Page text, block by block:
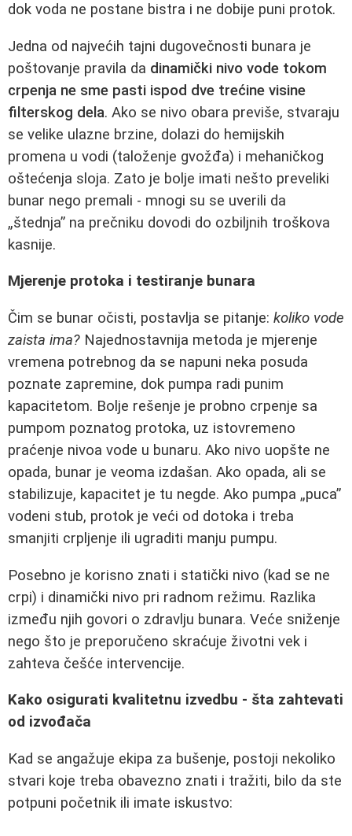
dok voda ne postane bistra i ne dobije puni protok.
Jedna od najvećih tajni dugovečnosti bunara je
poštovanje pravila da dinamički nivo vode tokom
crpenja ne sme pasti ispod dve trećine visine
filterskog dela. Ako se nivo obara previše, stvaraju
se velike ulazne brzine, dolazi do hemijskih
promena u vodi (taloženje gvožđa) i mehaničkog
oštećenja sloja. Zato je bolje imati nešto preveliki
bunar nego premali - mnogi su se uverili da
„štednja” na prečniku dovodi do ozbiljnih troškova
kasnije.
Mjerenje protoka i testiranje bunara
Čim se bunar očisti, postavlja se pitanje: koliko vode
zaista ima? Najednostavnija metoda je mjerenje
vremena potrebnog da se napuni neka posuda
poznate zapremine, dok pumpa radi punim
kapacitetom. Bolje rešenje je probno crpenje sa
pumpom poznatog protoka, uz istovremeno
praćenje nivoa vode u bunaru. Ako nivo uopšte ne
opada, bunar je veoma izdašan. Ako opada, ali se
stabilizuje, kapacitet je tu negde. Ako pumpa „puca”
vodeni stub, protok je veći od dotoka i treba
smanjiti crpljenje ili ugraditi manju pumpu.
Posebno je korisno znati i statički nivo (kad se ne
crpi) i dinamički nivo pri radnom režimu. Razlika
između njih govori o zdravlju bunara. Veće sniženje
nego što je preporučeno skraćuje životni vek i
zahteva češće intervencije.
Kako osigurati kvalitetnu izvedbu - šta zahtevati
od izvođača
Kad se angažuje ekipa za bušenje, postoji nekoliko
stvari koje treba obavezno znati i tražiti, bilo da ste
potpuni početnik ili imate iskustvo: